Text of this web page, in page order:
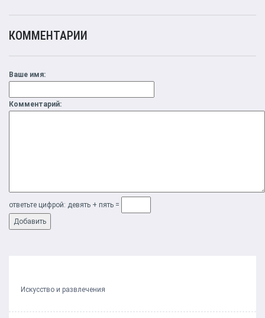
КОММЕНТАРИИ
Ваше имя:
Комментарий:
ответьте цифрой: дeвять + пять =
Искусство и развлечения